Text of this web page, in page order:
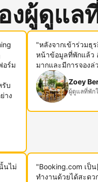
งผู้ดูแล
อร์ม
รับ
าง
"หลังจากเข้าร่วมธุ
หน้าข้อมูลที่พักแล้ว
มากและมีการจองล่
Zoey
ผู้ดูแลที่พัก
นไม่
"Booking.com เป็
ทำงานด้วยได้สะดว